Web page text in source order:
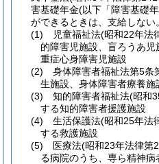
害基礎年金(以下「障害基礎
ができるときは、支給しない。
(1)
児童福祉法(昭和22年法
的障害児施設、盲ろうあ
重症心身障害児施設
(2)
身体障害者福祉法第5条
生施設、身体障害者療養
(3)
知的障害者福祉法(昭和
する知的障害者援護施設
(4)
生活保護法(昭和25年法
する救護施設
(5)
医療法(昭和23年法律第
る病院のうち、専ら精神